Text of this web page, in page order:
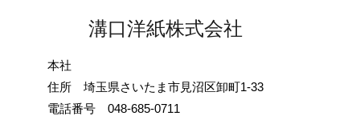
溝口洋紙株式会社
本社
住所 埼玉県さいたま市見沼区卸町1-33
電話番号 048-685-0711